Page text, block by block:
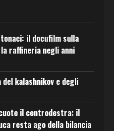
il docufilm sulla
raffineria negli anni
kalashnikov e degli
il centrodestra: il
resta ago della bilancia